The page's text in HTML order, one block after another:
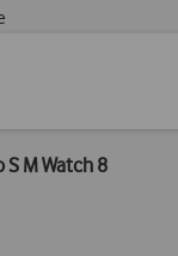
M Watch 8